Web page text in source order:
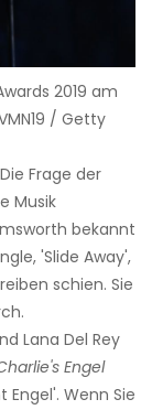
2019 am
/ Getty
Frage der
Musik
bekannt
'Slide Away',
schien. Sie
Lana Del Rey
Engel
Wenn Sie